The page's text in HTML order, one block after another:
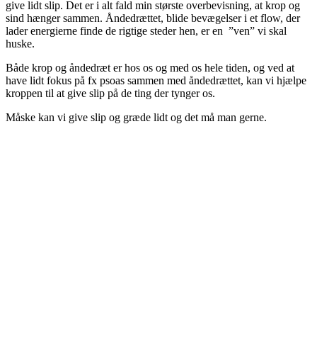
give lidt slip. Det er i alt fald min største overbevisning, at krop og
sind hænger sammen. Åndedrættet, blide bevægelser i et flow, der
lader energierne finde de rigtige steder hen, er en ”ven” vi skal
huske.
Både krop og åndedræt er hos os og med os hele tiden, og ved at
have lidt fokus på fx psoas sammen med åndedrættet, kan vi hjælpe
kroppen til at give slip på de ting der tynger os.
Måske kan vi give slip og græde lidt og det må man gerne.